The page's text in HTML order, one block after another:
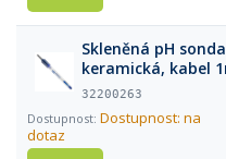
Skleněná pH
keramická, kabel
32200263
Dostupnost: na
dotaz